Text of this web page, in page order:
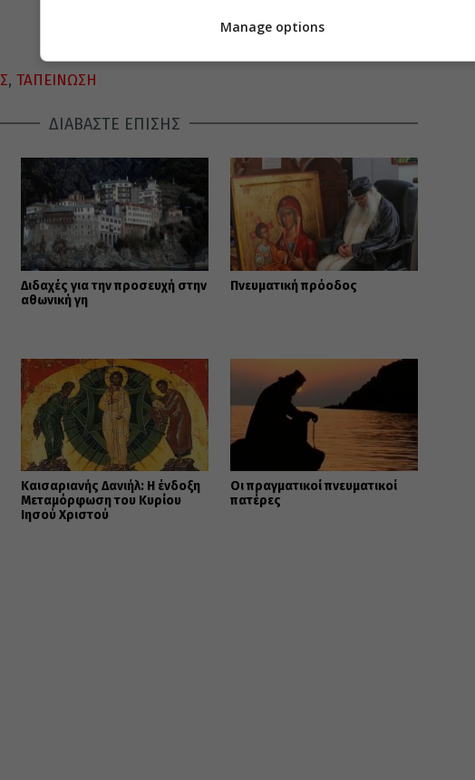
, ΤΑΠΕΙΝΩΣΗ
ΔΙΑΒΑΣΤΕ ΕΠΙΣΗΣ
Διδαχές για την προσευχή στην
αθωνική γη
Πνευματική πρόοδος
Καισαριανής Δανιήλ: Η ένδοξη
Μεταμόρφωση του Κυρίου
Ιησού Χριστού
Οι πραγματικοί πνευματικοί
πατέρες
Manage options